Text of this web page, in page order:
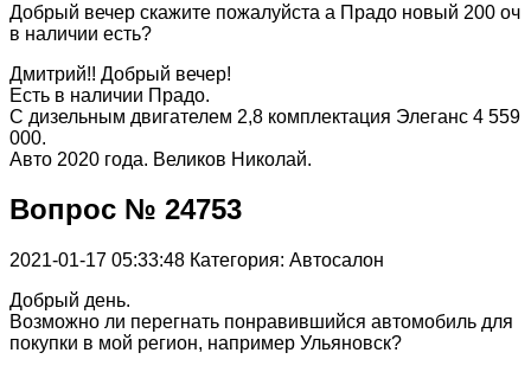
Добрый вечер скажите пожалуйста а Прадо новый 200 оч
в наличии есть?
Дмитрий!! Добрый вечер!
Есть в наличии Прадо.
С дизельным двигателем 2,8 комплектация Элеганс 4 559
000.
Авто 2020 года. Великов Николай.
Вопрос № 24753
2021-01-17 05:33:48 Категория: Автосалон
Добрый день.
Возможно ли перегнать понравившийся автомобиль для
покупки в мой регион, например Ульяновск?